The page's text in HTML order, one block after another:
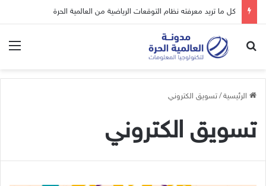
كل ما تريد معرفته نظام التوقعات الرياضية من العالمية الحرة
بحث عن
الرئيسية/تسويق الكتروني
تسويق الكتروني